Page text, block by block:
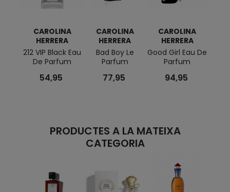
CAROLINA
HERRERA
212 VIP Black Eau
De Parfum
54,95
CAROLINA
HERRERA
Bad Boy Le
Parfum
77,95
CAROLINA
HERRERA
Good Girl Eau De
Parfum
94,95
PRODUCTES A LA MATEIXA
CATEGORIA